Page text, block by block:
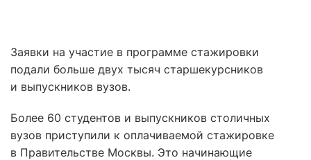
Заявки на участие в программе стажировки
подали больше двух тысяч старшекурсников
и выпускников вузов.
Более 60 студентов и выпускников столичных
вузов приступили к оплачиваемой стажировке
в Правительстве Москвы. Это начинающие